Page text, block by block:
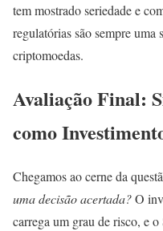
tem mostrado seriedade e
regulatórias são sempre uma
criptomoedas.
Avaliação Final:
como
Chegamos ao cerne da
uma decisão acertada?O
carrega um grau de risco, e